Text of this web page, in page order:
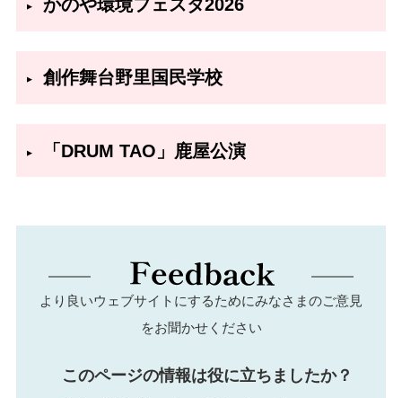
かのや環境フェスタ2026
創作舞台野里国民学校
「DRUM TAO」鹿屋公演
より良いウェブサイトにするためにみなさまのご意見
をお聞かせください
このページの情報は役に立ちましたか？